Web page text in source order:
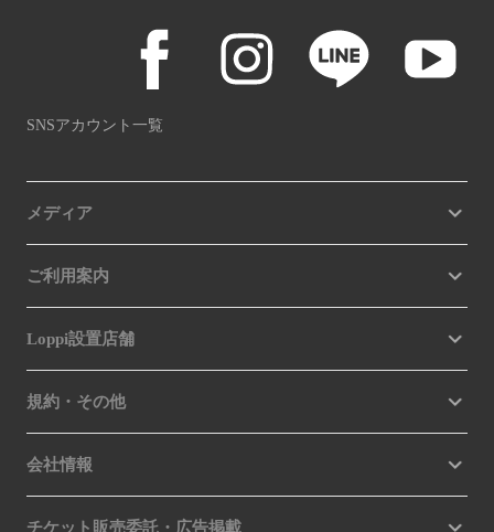
SNSアカウント一覧
メディア
ご利用案内
Loppi設置店舗
規約・その他
会社情報
チケット販売委託・広告掲載